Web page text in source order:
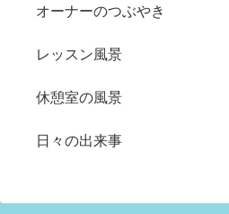
オーナーのつぶやき
レッスン風景
休憩室の風景
日々の出来事